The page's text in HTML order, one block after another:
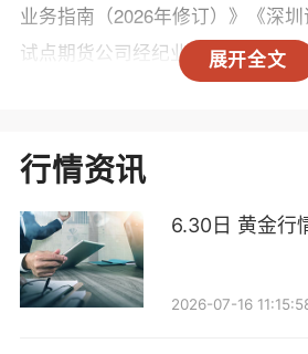
展开全文
业务指南（2026年修订）》《深
试点期货公司经纪业务指南（2026
仓限额与开户规则三大核心内容。
“拓宽参与渠道、严控交易用途”的
度成本的同时，明确交易仅限套期
异动。
行情资讯
6.30日 黄金行
2026-07-16